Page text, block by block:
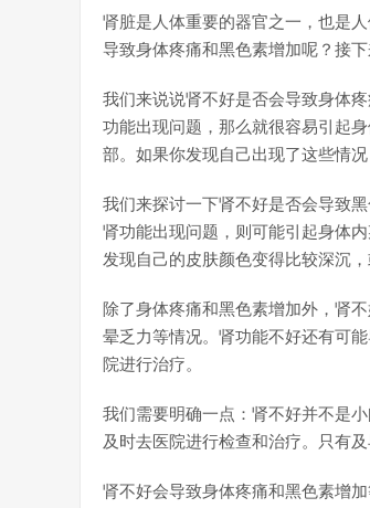
肾脏是人体重要的器官之一，也是
导致身体疼痛和黑色素增加呢？接
我们来说说肾不好是否会导致身体
功能出现问题，那么就很容易引起
部。如果你发现自己出现了这些情
我们来探讨一下肾不好是否会导致
肾功能出现问题，则可能引起身体
发现自己的皮肤颜色变得比较深沉
除了身体疼痛和黑色素增加外，肾
晕乏力等情况。肾功能不好还有可
院进行治疗。
我们需要明确一点：肾不好并不是
及时去医院进行检查和治疗。只有
肾不好会导致身体疼痛和黑色素增